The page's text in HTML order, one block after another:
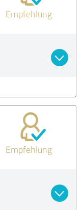
Empfehlung
Empfehlung